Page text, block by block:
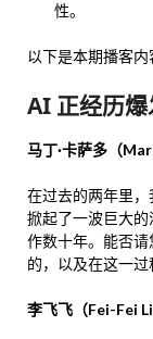
性。
以下是本期播客内
AI 正经历
马丁·卡萨多（
在过去的两年里
掀起了一波巨大
作数十年。能否
的，以及在这一过
李飞飞（Fei-Fei Li